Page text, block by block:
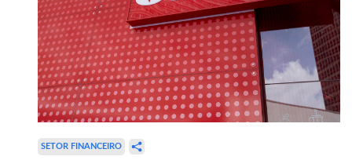
SETOR FINANCEIRO